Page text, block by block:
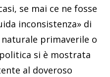
se mai ce ne fosse
inconsistenza» di
primaverile o
si è mostrata
al doveroso